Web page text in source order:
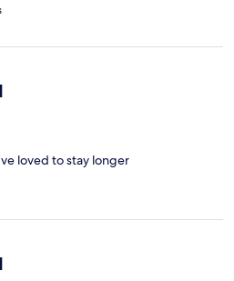
loved to stay longer